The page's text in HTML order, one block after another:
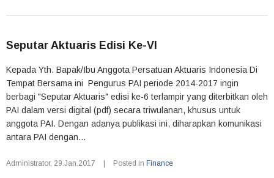
Seputar Aktuaris Edisi Ke-VI
Kepada Yth. Bapak/Ibu Anggota Persatuan Aktuaris Indonesia Di
Tempat Bersama ini Pengurus PAI periode 2014-2017 ingin
berbagi "Seputar Aktuaris" edisi ke-6 terlampir yang diterbitkan oleh
PAI dalam versi digital (pdf) secara triwulanan, khusus untuk
anggota PAI. Dengan adanya publikasi ini, diharapkan komunikasi
antara PAI dengan...
Administrator, 29.Jan.2017 Posted in Finance